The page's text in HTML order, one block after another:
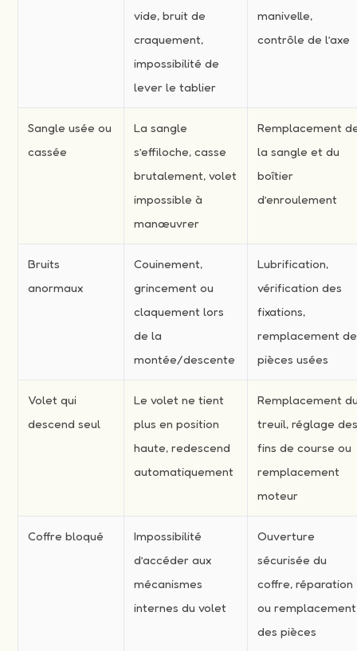
vide, bruit de
craquement,
impossibilité de
lever le tablier
manivelle,
contrôle de l’axe
Sangle usée ou
cassée
La sangle
s’effiloche, casse
brutalement, volet
impossible à
manœuvrer
Remplacement
la sangle et du
boîtier
d’enroulement
Bruits
anormaux
Couinement,
grincement ou
claquement lors
de la
montée/descente
Lubrification,
vérification des
fixations,
remplacement de
pièces usées
Volet qui
descend seul
Le volet ne tient
plus en position
haute, redescend
automatiquement
Remplacement
treuil, réglage
fins de course ou
remplacement
moteur
Coffre bloqué
Impossibilité
d’accéder aux
mécanismes
internes du volet
Ouverture
sécurisée du
coffre, réparation
ou remplacement
des pièces